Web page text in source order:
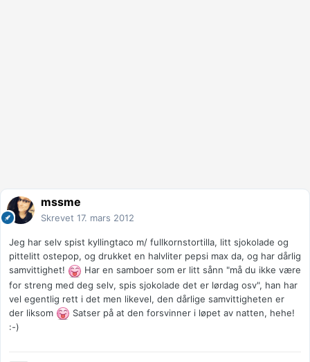
mssme
Skrevet 17. mars 2012
Jeg har selv spist kyllingtaco m/ fullkornstortilla, litt sjokolade og
pittelitt ostepop, og drukket en halvliter pepsi max da, og har dårlig
samvittighet!
Har en samboer som er litt sånn "må du ikke være
for streng med deg selv, spis sjokolade det er lørdag osv", han har
vel egentlig rett i det men likevel, den dårlige samvittigheten er
der liksom
Satser på at den forsvinner i løpet av natten, hehe!
:-)